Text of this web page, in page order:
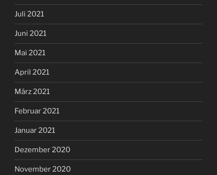
Juli 2021
Juni 2021
Mai 2021
April 2021
März 2021
Februar 2021
Januar 2021
Dezember 2020
November 2020